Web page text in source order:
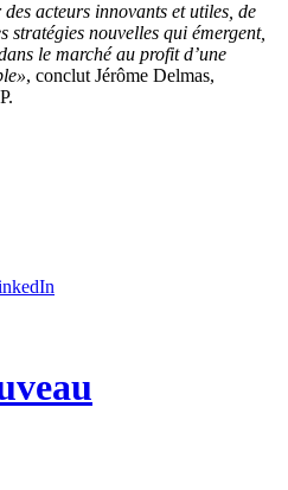
acteurs innovants et utiles, de
stratégies nouvelles qui émergent,
le marché au profit d’une
, conclut Jérôme Delmas,